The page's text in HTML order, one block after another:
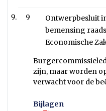
9
Ontwerpbesluit
bemensing
Economische
zijn, maar worden
verwacht voor de
Bijlagen